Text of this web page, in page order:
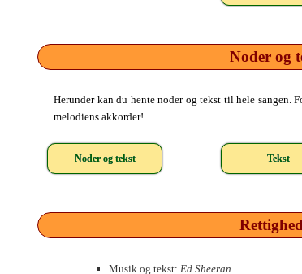
Noder og
Herunder kan du hente noder og tekst til hele sangen.
melodiens akkorder!
Noder og tekst Tekst
Musik og tekst: Ed Sheeran